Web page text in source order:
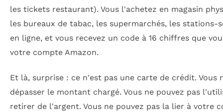
les tickets restaurant). Vous l'achetez en magasin
les bureaux de tabac, les supermarchés, les stations-
en ligne, et vous recevez un code à 16 chiffres que
votre compte Amazon.
Et là, surprise : ce n'est pas une carte de crédit. Vous
dépasser le montant chargé. Vous ne pouvez pas
retirer de l'argent. Vous ne pouvez pas la lier à votre